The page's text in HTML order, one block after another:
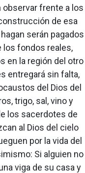
frente a los
de esa
serán pagados
fondos reales,
en la región del otro
entregará sin falta,
del Dios del
trigo, sal, vino y
los sacerdotes de
al Dios del cielo
por la vida del
Si alguien no
viga de su casa y